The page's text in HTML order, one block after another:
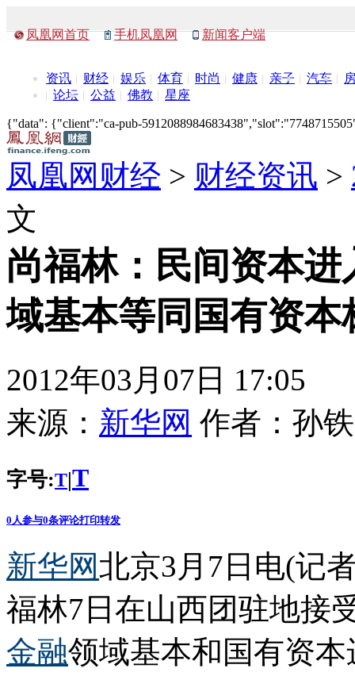
凤凰网首页 手机凤凰网 新闻客户端
资讯 财经 娱乐 体育 时尚 健康 亲子 汽车
论坛
公益 佛教 星座
{"data": {"client":"ca-pub-
凤凰网财经 > 财经资讯 >
文
尚福林：民间资本进
域基本等同国有资本
2012年03月07日 17:05
来源： 新华网 作者： 孙
字号:T|T
0 人参与0条评论打印转发
新华网北京3月7日电(记
福林7日在山西团驻地接
金融领域基本和国有资